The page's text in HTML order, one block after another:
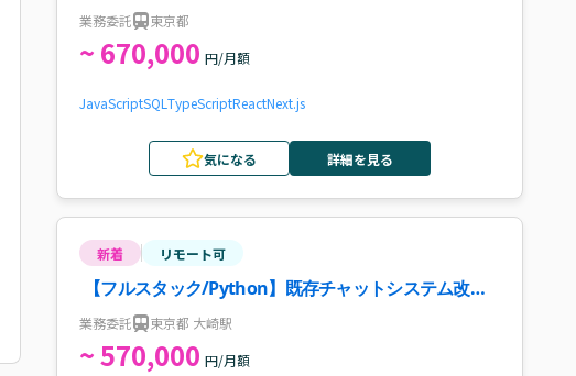
開発案件・求人
業務委託 東京都
~ 670,000 円/月額
JavaScriptSQL TypeScriptReactNext.js
気になる 詳細を見る
新着 リモート可
【フルスタック/Python】既存チャットシステム改修
案件
業務委託 東京都 大崎駅
~ 570,000 円/月額